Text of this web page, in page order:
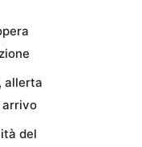
allerta
arrivo
del